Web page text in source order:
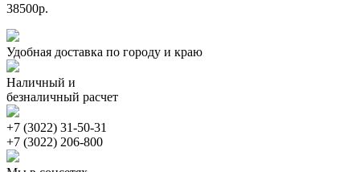
38500р.
Удобная доставка по городу и краю
Наличный и
безналичный расчет
+7 (3022) 31-50-31
+7 (3022) 206-800